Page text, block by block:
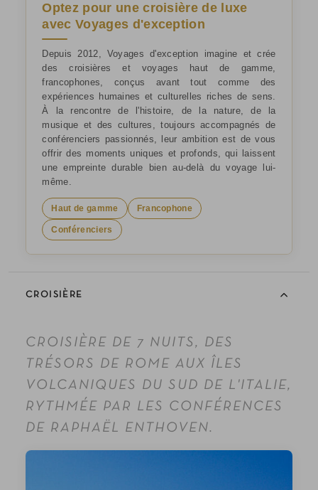
CROISIÈRE
CROISIÈRE DE 7 NUITS, DES
TRÉSORS DE ROME AUX ÎLES
VOLCANIQUES DU SUD DE L'ITALIE,
RYTHMÉE PAR LES CONFÉRENCES
DE RAPHAËL ENTHOVEN.
Optez pour une croisière de luxe
avec Voyages d'exception
Depuis 2012, Voyages d'exception imagine et crée
des croisières et voyages haut de gamme,
francophones, conçus avant tout comme des
expériences humaines et culturelles riches de sens.
À la rencontre de l'histoire, de la nature, de la
musique et des cultures, toujours accompagnés de
conférenciers passionnés, leur ambition est de vous
offrir des moments uniques et profonds, qui laissent
une empreinte durable bien au-delà du voyage lui-
même.
Haut de gamme Francophone
Conférenciers